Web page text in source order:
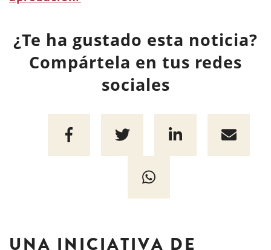
¿Te ha gustado esta noticia?
Compártela en tus redes
sociales
UNA INICIATIVA DE